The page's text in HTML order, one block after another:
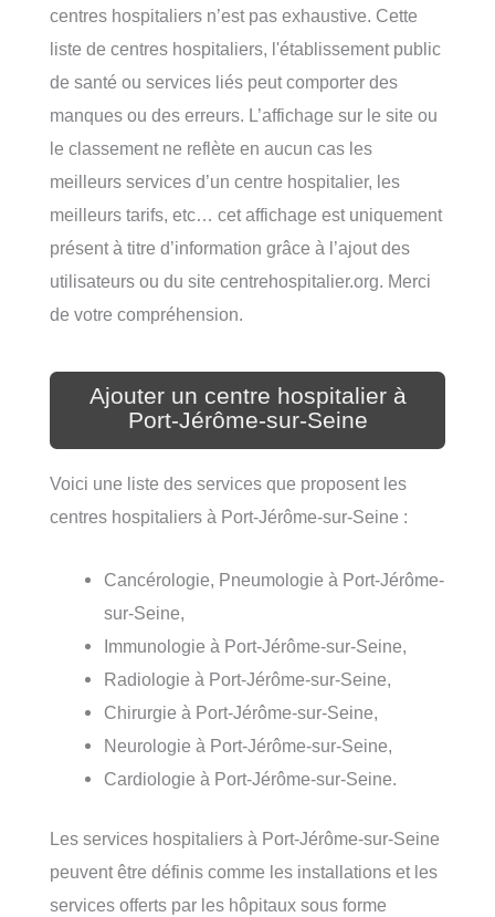
centres hospitaliers n’est pas exhaustive. Cette
liste de centres hospitaliers, l'établissement public
de santé ou services liés peut comporter des
manques ou des erreurs. L’affichage sur le site ou
le classement ne reflète en aucun cas les
meilleurs services d’un centre hospitalier, les
meilleurs tarifs, etc… cet affichage est uniquement
présent à titre d’information grâce à l’ajout des
utilisateurs ou du site centrehospitalier.org. Merci
de votre compréhension.
Ajouter un centre hospitalier à
Port-Jérôme-sur-Seine
Voici une liste des services que proposent les
centres hospitaliers à Port-Jérôme-sur-Seine :
Cancérologie, Pneumologie à Port-Jérôme-
sur-Seine,
Immunologie à Port-Jérôme-sur-Seine,
Radiologie à Port-Jérôme-sur-Seine,
Chirurgie à Port-Jérôme-sur-Seine,
Neurologie à Port-Jérôme-sur-Seine,
Cardiologie à Port-Jérôme-sur-Seine.
Les services hospitaliers à Port-Jérôme-sur-Seine
peuvent être définis comme les installations et les
services offerts par les hôpitaux sous forme